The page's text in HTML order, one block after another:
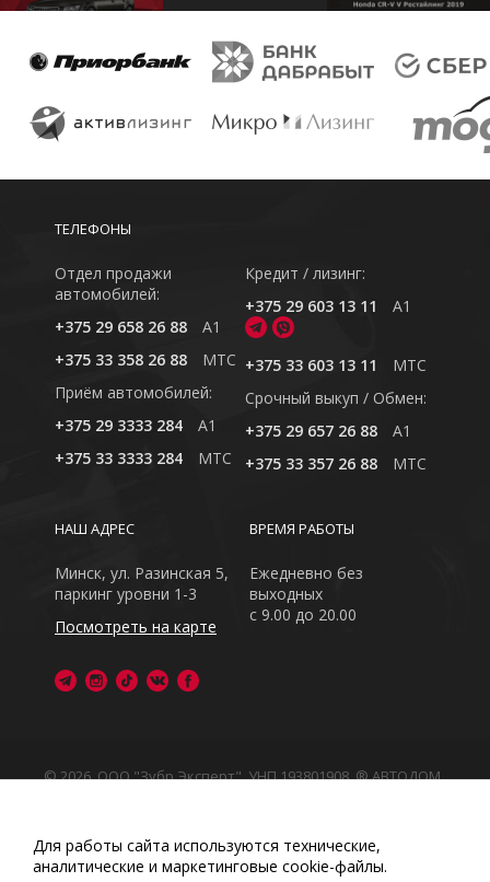
ТЕЛЕФОНЫ
Отдел продажи
автомобилей:
+375 29 658 26 88
A1
+375 33 358 26 88
MTC
Приём автомобилей:
+375 29 3333 284
A1
+375 33 3333 284
MTC
Кредит / лизинг:
+375 29 603 13 11
A1
+375 33 603 13 11
MTC
Cрочный выкуп / Обмен:
+375 29 657 26 88
A1
+375 33 357 26 88
MTC
ВРЕМЯ РАБОТЫ
Ежедневно без
выходных
с 9.00 до 20.00
НАШ АДРЕС
Минск, ул. Разинская 5,
паркинг уровни 1-3
Посмотреть на карте
© 2026, ООО "Зубр Эксперт", УНП 193801908. ® АВТОДОМ
Обращаем Ваше внимание на то, что данный интернет-
сайт носит исключительно информационный характер
Любое использование либо копирование материалов
Для работы сайта используются технические,
аналитические и маркетинговые сооkіе-файлы.